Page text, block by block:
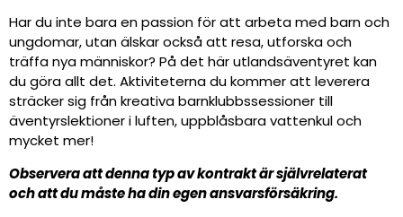
Har du inte bara en passion för att arbeta med barn och
ungdomar, utan älskar också att resa, utforska och
träffa nya människor? På det här utlandsäventyret kan
du göra allt det. Aktiviteterna du kommer att leverera
sträcker sig från kreativa barnklubbssessioner till
äventyrslektioner i luften, uppblåsbara vattenkul och
mycket mer!
Observera att denna typ av kontrakt är självrelaterat
och att du måste ha din egen ansvarsförsäkring.